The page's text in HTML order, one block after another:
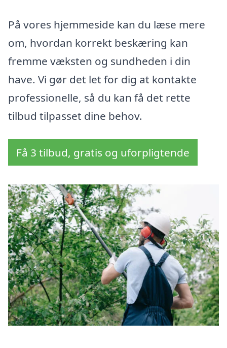
På vores hjemmeside kan du læse mere
om, hvordan korrekt beskæring kan
fremme væksten og sundheden i din
have. Vi gør det let for dig at kontakte
professionelle, så du kan få det rette
tilbud tilpasset dine behov.
Få 3 tilbud, gratis og uforpligtende